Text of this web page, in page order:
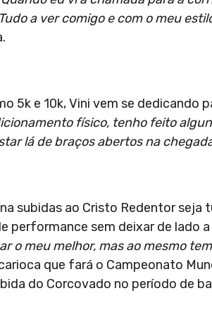
a ver comigo e com o meu
5k e 10k, Vini vem se dedicando
físico, tenho feito
lá de braços abertos na
subidas ao Cristo Redentor seja
performance sem deixar de lado
o meu melhor, mas ao mesmo
que fará o Campeonato
do Corcovado no período de